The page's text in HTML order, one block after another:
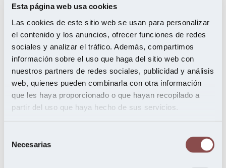
Esta página web usa cookies
Las cookies de este sitio web se usan para personalizar
el contenido y los anuncios, ofrecer funciones de redes
sociales y analizar el tráfico. Además, compartimos
información sobre el uso que haga del sitio web con
nuestros partners de redes sociales, publicidad y análisis
web, quienes pueden combinarla con otra información
que les haya proporcionado o que hayan recopilado a
partir del uso que haya hecho de sus servicios.
Necesarias
julio 2021
mayo 2021
noviembre 2020
septiembre 2020
agosto 2020
mayo 2020
abril 2020
febrero 2020
enero 2020
diciembre 2019
julio 2019